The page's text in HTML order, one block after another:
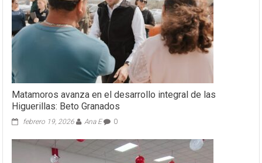
Matamoros avanza en el desarrollo integral de las
Higuerillas: Beto Granados
febrero 19, 2026 Ana E 0